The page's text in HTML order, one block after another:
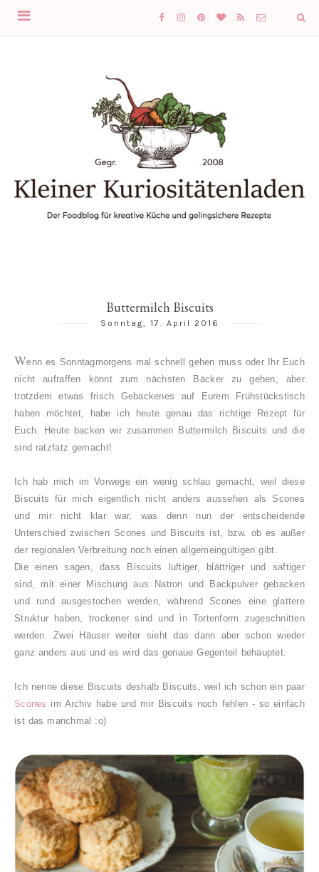
Buttermilch Biscuits
Sonntag, 17. April 2016
Wenn es Sonntagmorgens mal schnell gehen muss oder Ihr Euch
nicht aufraffen könnt zum nächsten Bäcker zu gehen, aber
trotzdem etwas frisch Gebackenes auf Eurem Frühstückstisch
haben möchtet, habe ich heute genau das richtige Rezept für
Euch. Heute backen wir zusammen Buttermilch Biscuits und die
sind ratzfatz gemacht!
Ich hab mich im Vorwege ein wenig schlau gemacht, weil diese
Biscuits für mich eigentlich nicht anders aussehen als Scones
und mir nicht klar war, was denn nun der entscheidende
Unterschied zwischen Scones und Biscuits ist, bzw. ob es außer
der regionalen Verbreitung noch einen allgemeingültigen gibt.
Die einen sagen, dass Biscuits luftiger, blättriger und saftiger
sind, mit einer Mischung aus Natron und Backpulver gebacken
und rund ausgestochen werden, während Scones eine glattere
Struktur haben, trockener sind und in Tortenform zugeschnitten
werden. Zwei Häuser weiter sieht das dann aber schon wieder
ganz anders aus und es wird das genaue Gegenteil behauptet.
Ich nenne diese Biscuits deshalb Biscuits, weil ich schon ein paar
Scones im Archiv habe und mir Biscuits noch fehlen - so einfach
ist das manchmal :o)